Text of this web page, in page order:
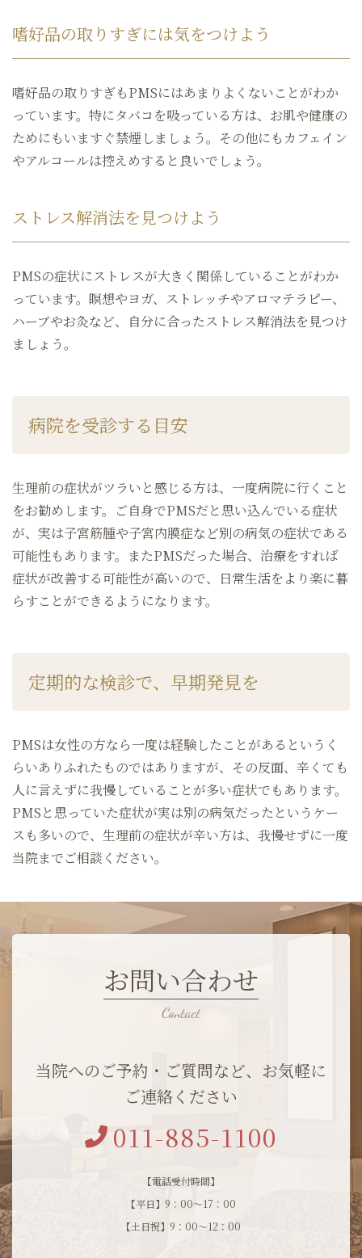
嗜好品の取りすぎには気をつけよう
嗜好品の取りすぎもPMSにはあまりよくないことがわか
っています。特にタバコを吸っている方は、お肌や健康の
ためにもいますぐ禁煙しましょう。その他にもカフェイン
やアルコールは控えめすると良いでしょう。
ストレス解消法を見つけよう
PMSの症状にストレスが大きく関係していることがわか
っています。瞑想やヨガ、ストレッチやアロマテラピー、
ハーブやお灸など、自分に合ったストレス解消法を見つけ
ましょう。
病院を受診する目安
生理前の症状がツラいと感じる方は、一度病院に行くこと
をお勧めします。ご自身でPMSだと思い込んでいる症状
が、実は子宮筋腫や子宮内膜症など別の病気の症状である
可能性もあります。またPMSだった場合、治療をすれば
症状が改善する可能性が高いので、日常生活をより楽に暮
らすことができるようになります。
定期的な検診で、早期発見を
PMSは女性の方なら一度は経験したことがあるというく
らいありふれたものではありますが、その反面、辛くても
人に言えずに我慢していることが多い症状でもあります。
PMSと思っていた症状が実は別の病気だったというケー
スも多いので、生理前の症状が辛い方は、我慢せずに一度
当院までご相談ください。
お問い合わせ
当院へのご予約・ご質問など、お気軽に
ご連絡ください
011-885-1100
【電話受付時間】
【平日】9：00～17：00
【土日祝】9：00～12：00